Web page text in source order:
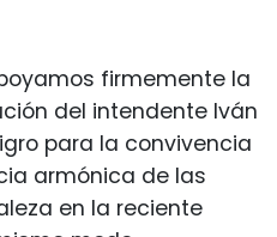
firmemente la
del intendente Iván
para la convivencia
armónica de las
en la reciente